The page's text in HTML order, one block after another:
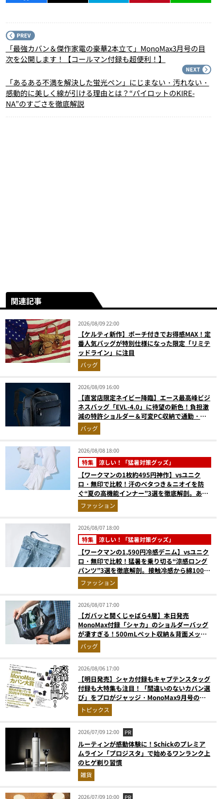
「最強カバン＆傑作家電の豪華2本立て」MonoMax3月号の目
次を公開します！【コールマン付録も超便利！】
「あるある不満を解決した蛍光ペン」にじまない・汚れない・
感動的に美しく線が引ける理由とは？“パイロットのKIRE-
NA”のすごさを徹底解説
関連記事
2026/08/09 22:00
【ケルティ新作】ポーチ付きでお得感MAX！定
番人気バッグが特別仕様になった限定「リミテ
ッドライン」に注目
バッグ
2026/08/09 16:00
【直営店限定ネイビー降臨】エース最高峰ビジ
ネスバッグ「EVL-4.0」に待望の新色！負担激
減の特許ショルダー＆可変PC収納で通勤・出
張が無敵に
バッグ
2026/08/08 18:00
特集 涼しい！「猛暑対策グッズ」
【ワークマンの1枚約495円神作】vsユニク
ロ・無印で比較！汗のベタつき＆ニオイを防
ぐ“夏の高機能インナー”3選を徹底解剖。あな
たに最適な1着は？
ファッション
2026/08/07 18:00
特集 涼しい！「猛暑対策グッズ」
【ワークマンの1,590円冷感デニム】vsユニク
ロ・無印で比較！猛暑を乗り切る“涼感ロング
パンツ”3選を徹底解剖。接触冷感から綿100%
まで決定版
ファッション
2026/08/07 17:00
【ガバッと開くじゃばら4層】本日発売
MonoMax付録「シャカ」のショルダーバッグ
が凄すぎる！500mLペット収納＆背面メッシ
ュでベタつかない
バッグ
2026/08/06 17:00
【明日発売】シャカ付録もキャプテンスタッグ
付録も大特集も注目！「間違いのないカバン選
び」をプロがジャッジ・MonoMax9月号の目
次を公開
トピックス
2026/07/09 12:00 PR
ルーティンが感動体験に！Schickのプレミア
ムライン「プロジスタ」で始めるワンランク上
のヒゲ剃り習慣
雑貨
2026/07/09 10:00 PR